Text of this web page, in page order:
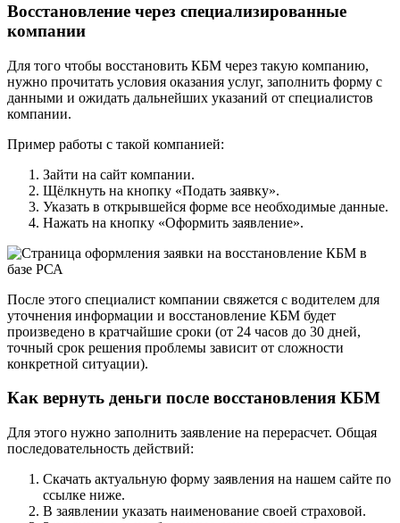
Восстановление через специализированные
компании
Для того чтобы восстановить КБМ через такую компанию,
нужно прочитать условия оказания услуг, заполнить форму с
данными и ожидать дальнейших указаний от специалистов
компании.
Пример работы с такой компанией:
Зайти на сайт компании.
Щёлкнуть на кнопку «Подать заявку».
Указать в открывшейся форме все необходимые данные.
Нажать на кнопку «Оформить заявление».
После этого специалист компании свяжется с водителем для
уточнения информации и восстановление КБМ будет
произведено в кратчайшие сроки (от 24 часов до 30 дней,
точный срок решения проблемы зависит от сложности
конкретной ситуации).
Как вернуть деньги после восстановления КБМ
Для этого нужно заполнить заявление на перерасчет. Общая
последовательность действий:
Скачать актуальную форму заявления на нашем сайте по
ссылке ниже.
В заявлении указать наименование своей страховой.